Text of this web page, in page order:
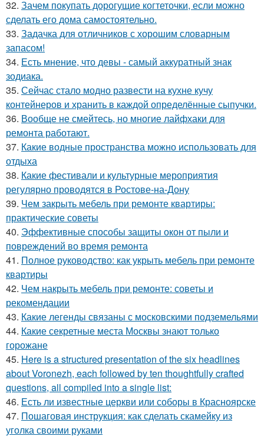
32. Зачем покупать дорогущие когтеточки, если можно
сделать его дома самостоятельно.
33. Задачка для отличников с хорошим словарным
запасом!
34. Есть мнение, что девы - самый аккуратный знак
зодиака.
35. Сейчас стало модно развести на кухне кучу
контейнеров и хранить в каждой определённые сыпучки.
36. Вообще не смейтесь, но многие лайфхаки для
ремонта работают.
37. Какие водные пространства можно использовать для
отдыха
38. Какие фестивали и культурные мероприятия
регулярно проводятся в Ростове-на-Дону
39. Чем закрыть мебель при ремонте квартиры:
практические советы
40. Эффективные способы защиты окон от пыли и
повреждений во время ремонта
41. Полное руководство: как укрыть мебель при ремонте
квартиры
42. Чем накрыть мебель при ремонте: советы и
рекомендации
43. Какие легенды связаны с московскими подземельями
44. Какие секретные места Москвы знают только
горожане
45. Here is a structured presentation of the six headlines
about Voronezh, each followed by ten thoughtfully crafted
questions, all compiled into a single list:
46. Есть ли известные церкви или соборы в Красноярске
47. Пошаговая инструкция: как сделать скамейку из
уголка своими руками